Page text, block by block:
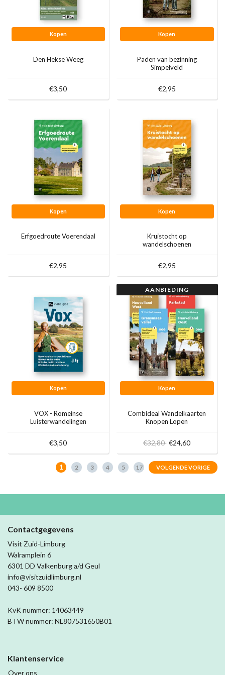
Kopen
Den Hekse Weeg
€3,50
Kopen
Paden van bezinning
Simpelveld
€2,95
Kopen
Erfgoedroute Voerendaal
€2,95
Kopen
Kruistocht op
wandelschoenen
€2,95
Kopen
VOX - Romeinse
Luisterwandelingen
€3,50
AANBIEDING
Kopen
Combideal Wandelkaarten
Knopen Lopen
€32,80 €24,60
1 2 3 4 5 17 VOLGENDE VORIGE
Contactgegevens
Visit Zuid-Limburg
Walramplein 6
6301 DD Valkenburg a/d Geul
info@visitzuidlimburg.nl
043- 609 8500
KvK nummer: 14063449
BTW nummer: NL807531650B01
Klantenservice
Over ons